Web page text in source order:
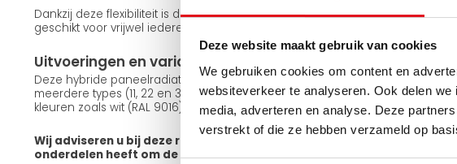
Deze website maakt gebruik van cookies
We gebruiken cookies om content en
websiteverkeer te analyseren. Ook delen
media, adverteren en analyse. Deze
verstrekt of die ze hebben verzameld op
Dankzij deze flexibiliteit is de radiator eenvoudig aan te sluiten op
geschikt voor vrijwel iedere installatiesituatie.
Uitvoeringen en varianten
Deze hybride paneelradiator is leverbaar in verschillende uitvoeringen. Je
meerdere types (11, 22 en 33), diverse frontafwerkingen zoals geribbeld, vlak
kleuren zoals wit (RAL 9016) en zwart (RAL 9005).
Wij adviseren u bij deze radiator een aansluitset mee te bestellen,
onderdelen heeft om de radiator op te hangen en aan te sluiten.